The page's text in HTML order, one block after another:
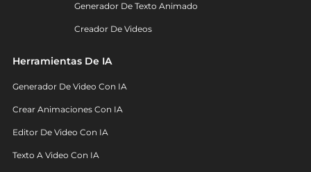
Generador De Texto Animado
Creador De Videos
Herramientas De IA
Generador De Video Con IA
Crear Animaciones Con IA
Editor De Video Con IA
Texto A Video Con IA